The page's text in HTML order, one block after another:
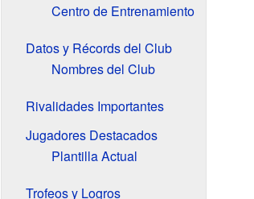
Centro de Entrenamiento
Datos y Récords del Club
Nombres del Club
Rivalidades Importantes
Jugadores Destacados
Plantilla Actual
Trofeos y Logros